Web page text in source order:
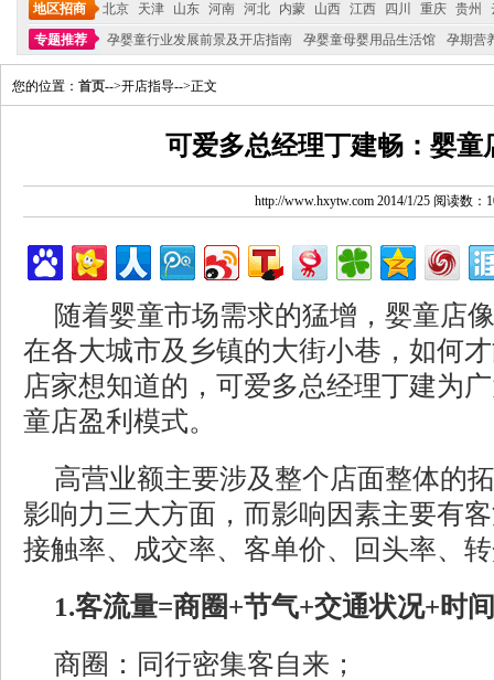
地区招商 北京 天津 山东 河南 河北 内蒙 山西 江西 四川 重庆 贵州
专题推荐
孕婴童行业发展前景及开店指南 孕婴童母婴用品生活馆 孕期营
您的位置： 首页-->开店指导-->正文
可爱多总经理丁建畅：婴童
http://www.hxytw.com 2014/1/25 阅读数：
随着婴童市场需求的猛增，婴童店
在各大城市及乡镇的大街小巷，如何
店家想知道的，可爱多总经理丁建为
童店盈利模式。
高营业额主要涉及整个店面整体的
影响力三大方面，而影响因素主要有
接触率、成交率、客单价、回头率、
1.客流量=商圈+节气+交通状况+时
商圈：同行密集客自来；